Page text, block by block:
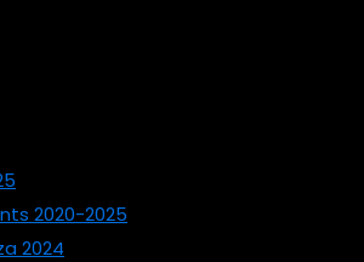
2020-2025
2024